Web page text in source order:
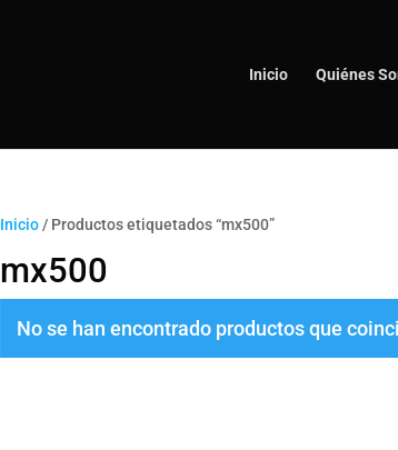
Inicio Quiénes
Inicio/ Productos etiquetados “mx500”
mx500
No se han encontrado productos que